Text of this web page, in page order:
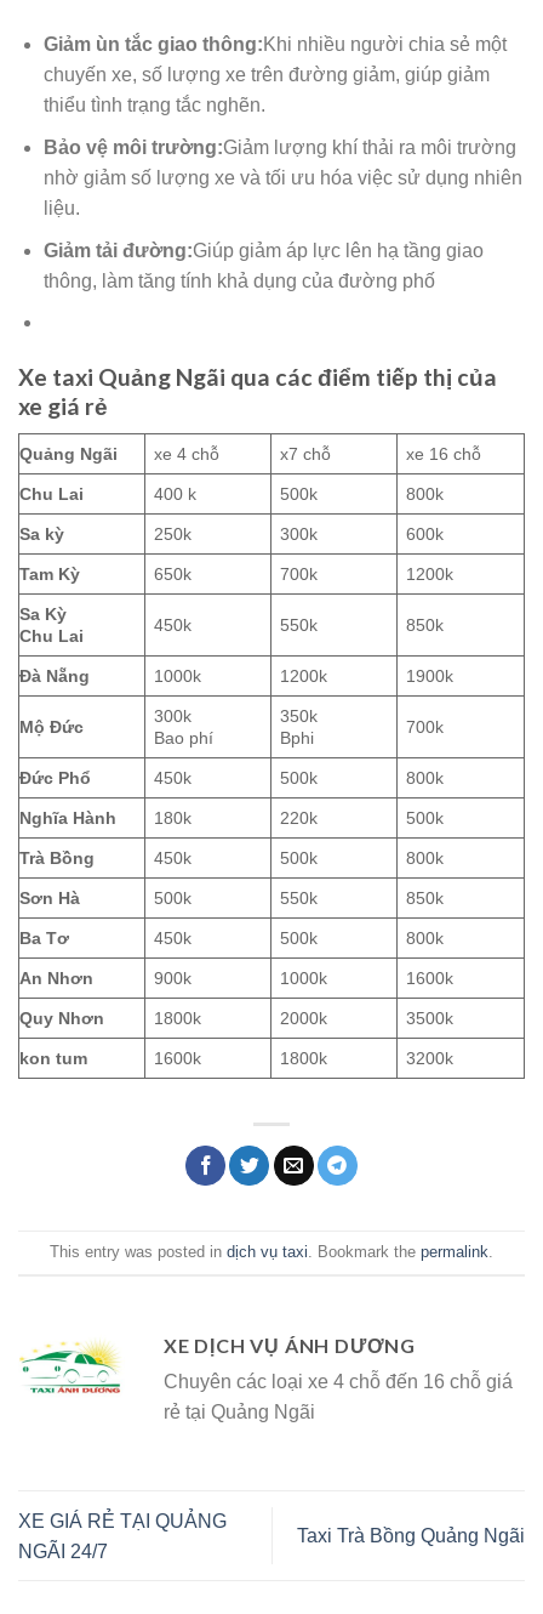
Giảm ùn tắc giao thông:Khi nhiều người chia sẻ một
chuyến xe, số lượng xe trên đường giảm, giúp giảm
thiểu tình trạng tắc nghẽn.
Bảo vệ môi trường:Giảm lượng khí thải ra môi trường
nhờ giảm số lượng xe và tối ưu hóa việc sử dụng nhiên
liệu.
Giảm tải đường:Giúp giảm áp lực lên hạ tầng giao
thông, làm tăng tính khả dụng của đường phố
Xe taxi Quảng Ngãi qua các điểm tiếp thị của
xe giá rẻ
Quảng Ngãi xe 4 chỗ x7 chỗ xe 16 chỗ
Chu Lai 400 k 500k 800k
Sa kỳ 250k 300k 600k
Tam Kỳ 650k 700k 1200k
Sa Kỳ
Chu Lai
450k 550k 850k
Đà Nẵng 1000k 1200k 1900k
Mộ Đức
300k
Bao phí
350k
Bphi
700k
Đức Phổ 450k 500k 800k
Nghĩa Hành 180k 220k 500k
Trà Bồng 450k 500k 800k
Sơn Hà 500k 550k 850k
Ba Tơ 450k 500k 800k
An Nhơn 900k 1000k 1600k
Quy Nhơn 1800k 2000k 3500k
kon tum 1600k 1800k 3200k
This entry was posted in dịch vụ taxi . Bookmark the permalink
XE DỊCH VỤ ÁNH DƯƠNG
Chuyên các loại xe 4 chỗ đến 16 chỗ giá
rẻ tại Quảng Ngãi
XE GIÁ RẺ TẠI QUẢNG
NGÃI 24/7
Taxi Trà Bồng Quảng Ngãi